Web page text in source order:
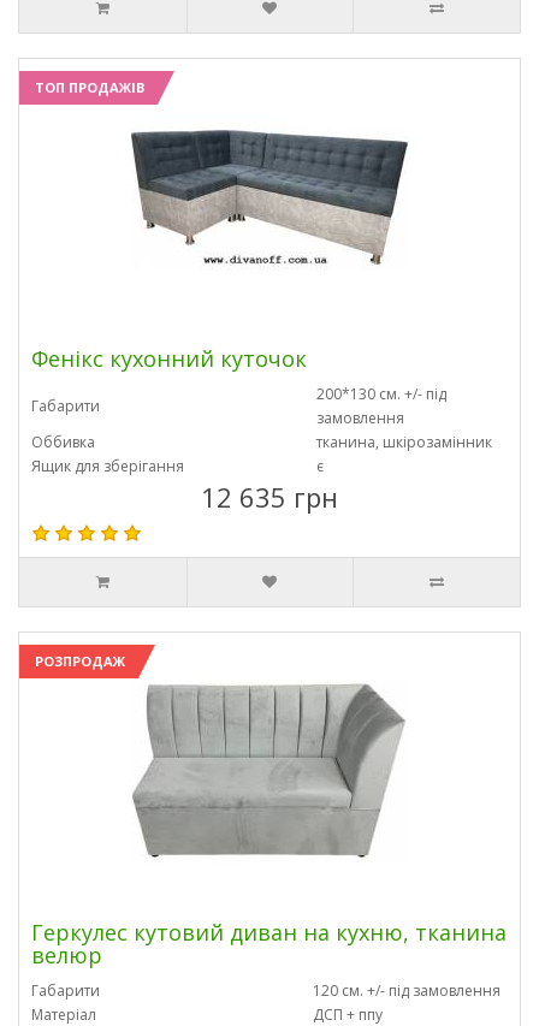
ТОП ПРОДАЖІВ
Фенікс кухонний куточок
Габарити
200*130 см. +/- під
замовлення
Оббивка
тканина, шкірозамінник
Ящик для зберігання
є
12 635 грн
РОЗПРОДАЖ
Геркулес кутовий диван на кухню, тканина
велюр
Габарити
120 см. +/- під замовлення
Матеріал
ДСП + ппу